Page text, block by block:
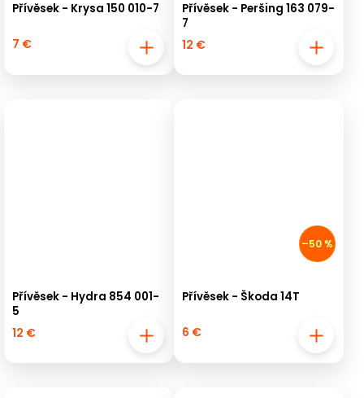
Přívěsek - Krysa 150 010-7
7 €
Přívěsek - Peršing 163 079-
7
12 €
Přívěsek - Hydra 854 001-
5
12 €
–50 %
Přívěsek - Škoda 14T
6 €